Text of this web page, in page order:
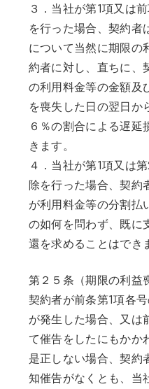
３．当社が第1項又は
を行った場合、契約者
について当然に期限の
約者に対し、直ちに、
の利用料金等の金額及
を喪失した日の翌日か
６％の割合による遅
きます。
４．当社が第1項又は
除を行った場合、契約
が利用料金等の分割払
の如何を問わず、既に
還を求めることはでき
第２５条（期限の利益
契約者が前条第1項各
が発生した場合、又は
て催告をしたにもかか
是正しない場合、契約
知催告がなくとも、当